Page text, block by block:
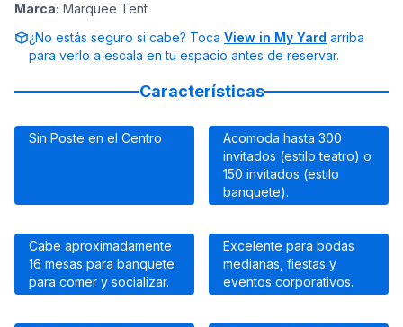
Marca: Marquee Tent
¿No estás seguro si cabe? Toca View in My Yard arriba
para verlo a escala en tu espacio antes de reservar.
Características
Sin Poste en el Centro
Acomoda hasta 300
invitados (estilo teatro) o
150 invitados (estilo
banquete).
Cabe aproximadamente
16 mesas para banquete
para comer y socializar.
Excelente para bodas
medianas, fiestas y
eventos corporativos.